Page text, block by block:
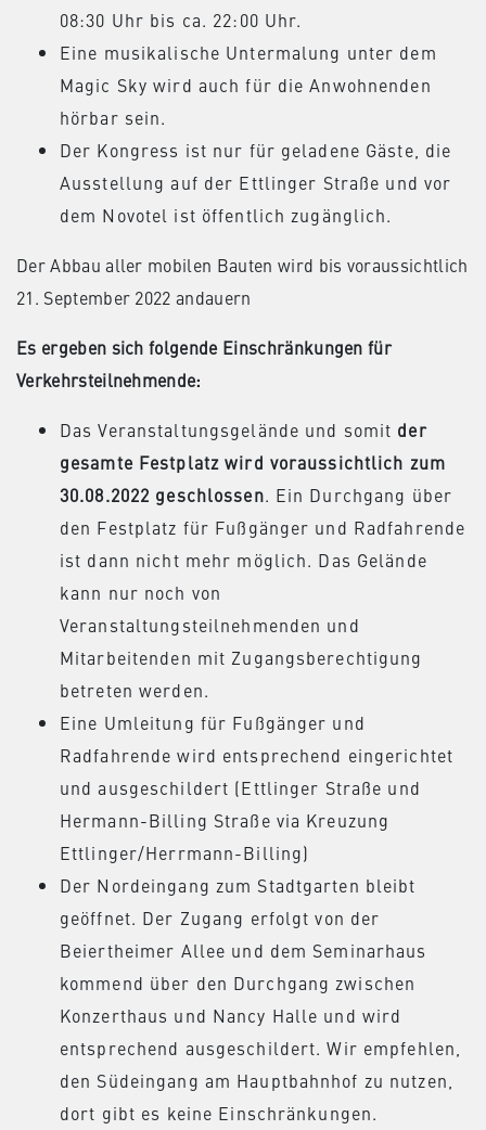
08:30 Uhr bis ca. 22:00 Uhr.
Eine musikalische Untermalung unter dem
Magic Sky wird auch für die Anwohnenden
hörbar sein.
Der Kongress ist nur für geladene Gäste, die
Ausstellung auf der Ettlinger Straße und vor
dem Novotel ist öffentlich zugänglich.
Der Abbau aller mobilen Bauten wird bis voraussichtlich
21. September 2022 andauern
Es ergeben sich folgende Einschränkungen für
Verkehrsteilnehmende:
Das Veranstaltungsgelände und somit der
gesamte Festplatz wird voraussichtlich zum
30.08.2022 geschlossen. Ein Durchgang über
den Festplatz für Fußgänger und Radfahrende
ist dann nicht mehr möglich. Das Gelände
kann nur noch von
Veranstaltungsteilnehmenden und
Mitarbeitenden mit Zugangsberechtigung
betreten werden.
Eine Umleitung für Fußgänger und
Radfahrende wird entsprechend eingerichtet
und ausgeschildert (Ettlinger Straße und
Hermann-Billing Straße via Kreuzung
Ettlinger/Herrmann-Billing)
Der Nordeingang zum Stadtgarten bleibt
geöffnet. Der Zugang erfolgt von der
Beiertheimer Allee und dem Seminarhaus
kommend über den Durchgang zwischen
Konzerthaus und Nancy Halle und wird
entsprechend ausgeschildert. Wir empfehlen,
den Südeingang am Hauptbahnhof zu nutzen,
dort gibt es keine Einschränkungen.